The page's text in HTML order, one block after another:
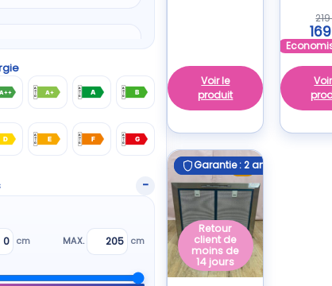
A++ A+ A B
D E F G
cm MAX. cm
Voir le
produit
169
C
Garantie : 2 ans
Retour
client de
moins de
14 jours
Garantie : 2 ans